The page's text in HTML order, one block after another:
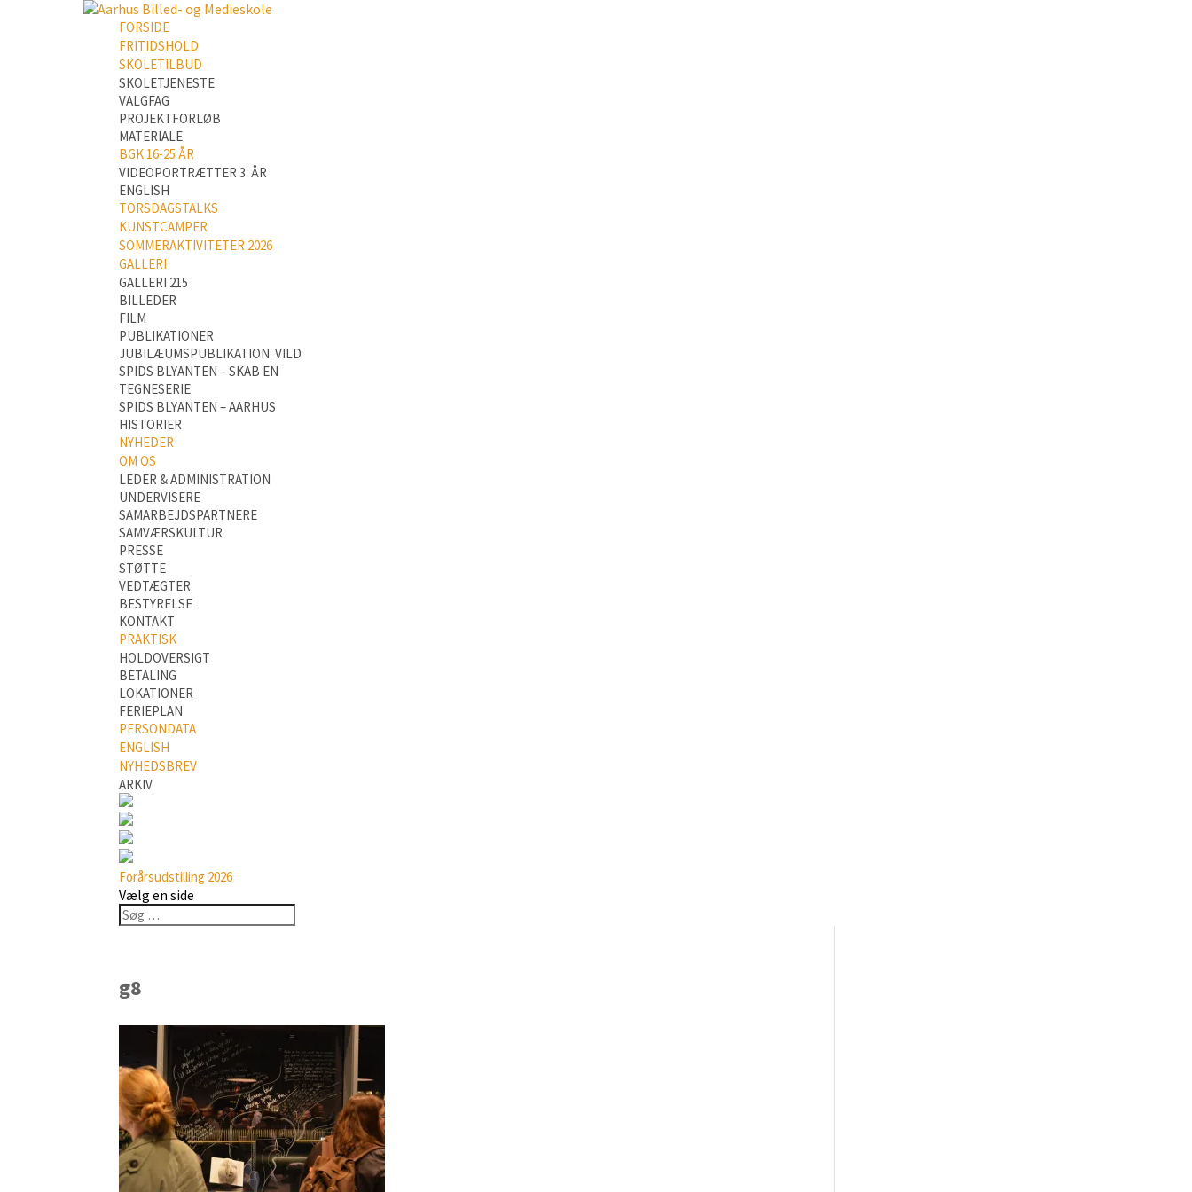
FORSIDE
FRITIDSHOLD
SKOLETILBUD
SKOLETJENESTE
VALGFAG
PROJEKTFORLØB
MATERIALE
BGK 16-25 ÅR
VIDEOPORTRÆTTER 3. ÅR
ENGLISH
TORSDAGSTALKS
KUNSTCAMPER
SOMMERAKTIVITETER 2026
GALLERI
GALLERI 215
BILLEDER
FILM
PUBLIKATIONER
JUBILÆUMSPUBLIKATION: VILD
SPIDS BLYANTEN – SKAB EN
TEGNESERIE
SPIDS BLYANTEN – AARHUS
HISTORIER
NYHEDER
OM OS
LEDER & ADMINISTRATION
UNDERVISERE
SAMARBEJDSPARTNERE
SAMVÆRSKULTUR
PRESSE
STØTTE
VEDTÆGTER
BESTYRELSE
KONTAKT
PRAKTISK
HOLDOVERSIGT
BETALING
LOKATIONER
FERIEPLAN
PERSONDATA
ENGLISH
NYHEDSBREV
ARKIV
Forårsudstilling 2026
Vælg en side
g8